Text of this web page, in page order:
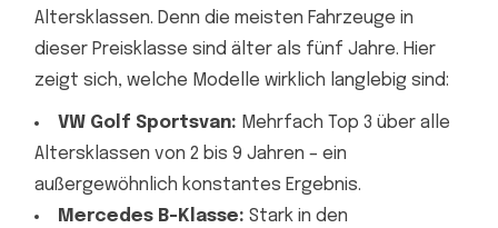
Altersklassen. Denn die meisten Fahrzeuge in
dieser Preisklasse sind älter als fünf Jahre. Hier
zeigt sich, welche Modelle wirklich langlebig sind:
VW Golf Sportsvan: Mehrfach Top 3 über alle
Altersklassen von 2 bis 9 Jahren – ein
außergewöhnlich konstantes Ergebnis.
Mercedes B-Klasse: Stark in den